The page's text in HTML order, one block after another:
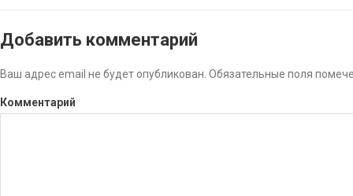
Добавить комментарий
Ваш адрес email не будет опубликован. Обязательные поля
Комментарий